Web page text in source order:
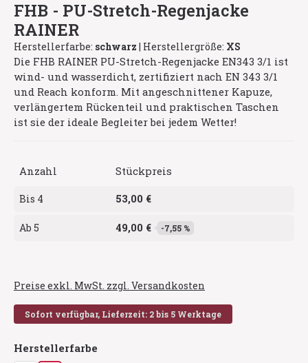
FHB - PU-Stretch-Regenjacke
RAINER
Herstellerfarbe: schwarz | Herstellergröße: XS
Die FHB RAINER PU-Stretch-Regenjacke EN343 3/1 ist
wind- und wasserdicht, zertifiziert nach EN 343 3/1
und Reach konform. Mit angeschnittener Kapuze,
verlängertem Rückenteil und praktischen Taschen
ist sie der ideale Begleiter bei jedem Wetter!
Anzahl Stückpreis
Bis 4 53,00 €
Ab 5 49,00 € -7,55 %
Preise exkl. MwSt. zzgl. Versandkosten
Sofort verfügbar, Lieferzeit: 2 bis 5 Werktage
Herstellerfarbe